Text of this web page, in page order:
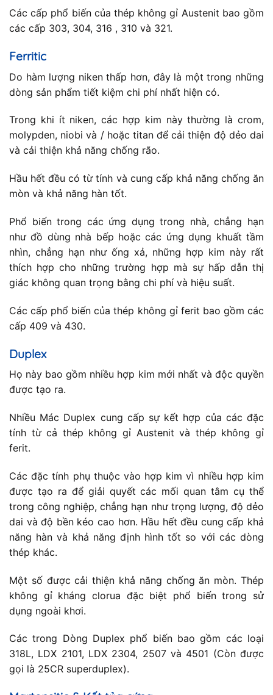
Các cấp phổ biến của thép không gỉ Austenit bao gồm
các cấp 303, 304, 316 , 310 và 321.
Ferritic
Do hàm lượng niken thấp hơn, đây là một trong những
dòng sản phẩm tiết kiệm chi phí nhất hiện có.
Trong khi ít niken, các hợp kim này thường là crom,
molypden, niobi và / hoặc titan để cải thiện độ dẻo dai
và cải thiện khả năng chống rão.
Hầu hết đều có từ tính và cung cấp khả năng chống ăn
mòn và khả năng hàn tốt.
Phổ biến trong các ứng dụng trong nhà, chẳng hạn
như đồ dùng nhà bếp hoặc các ứng dụng khuất tầm
nhìn, chẳng hạn như ống xả, những hợp kim này rất
thích hợp cho những trường hợp mà sự hấp dẫn thị
giác không quan trọng bằng chi phí và hiệu suất.
Các cấp phổ biến của thép không gỉ ferit bao gồm các
cấp 409 và 430.
Duplex
Họ này bao gồm nhiều hợp kim mới nhất và độc quyền
được tạo ra.
Nhiều Mác Duplex cung cấp sự kết hợp của các đặc
tính từ cả thép không gỉ Austenit và thép không gỉ
ferit.
Các đặc tính phụ thuộc vào hợp kim vì nhiều hợp kim
được tạo ra để giải quyết các mối quan tâm cụ thể
trong công nghiệp, chẳng hạn như trọng lượng, độ dẻo
dai và độ bền kéo cao hơn. Hầu hết đều cung cấp khả
năng hàn và khả năng định hình tốt so với các dòng
thép khác.
Một số được cải thiện khả năng chống ăn mòn. Thép
không gỉ kháng clorua đặc biệt phổ biến trong sử
dụng ngoài khơi.
Các trong Dòng Duplex phổ biến bao gồm các loại
318L, LDX 2101, LDX 2304, 2507 và 4501 (Còn được
gọi là 25CR superduplex).